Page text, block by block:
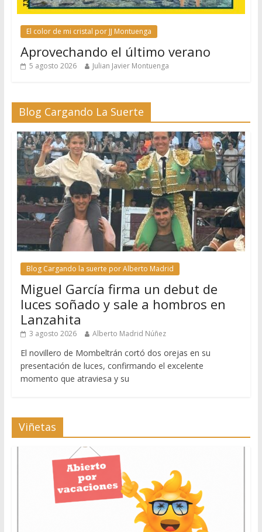
El color de mi cristal por JJ Montuenga
Aprovechando el último verano
5 agosto 2026 Julian Javier Montuenga
Blog Cargando La Suerte
Blog Cargando la suerte por Alberto Madrid
Miguel García firma un debut de
luces soñado y sale a hombros en
Lanzahita
3 agosto 2026 Alberto Madrid Núñez
El novillero de Mombeltrán cortó dos orejas en su
presentación de luces, confirmando el excelente
momento que atraviesa y su
Viñetas